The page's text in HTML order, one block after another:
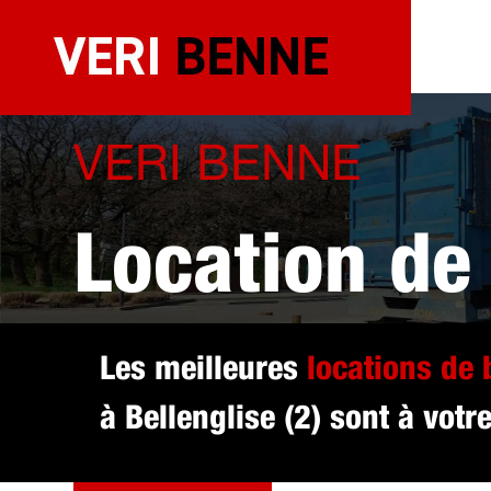
contenu
VERI BENNE
Location de
Les meilleures locations de
à Bellenglise (2) sont à